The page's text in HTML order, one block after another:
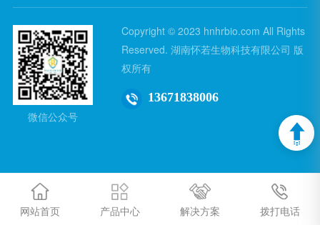
微信公众号
Copyright © 2023 hnhrbio.com All Rights
Reserved. 湖南怀若生物科技有限公司 版
权所有
13671838006
网站首页 产品中心 解决方案 拨打电话